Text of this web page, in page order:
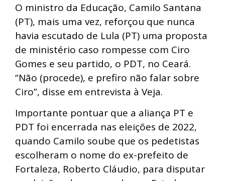
O ministro da Educação, Camilo Santana
(PT), mais uma vez, reforçou que nunca
havia escutado de Lula (PT) uma proposta
de ministério caso rompesse com Ciro
Gomes e seu partido, o PDT, no Ceará.
“Não (procede), e prefiro não falar sobre
Ciro”, disse em entrevista à Veja.
Importante pontuar que a aliança PT e
PDT foi encerrada nas eleições de 2022,
quando Camilo soube que os pedetistas
escolheram o nome do ex-prefeito de
Fortaleza, Roberto Cláudio, para disputar